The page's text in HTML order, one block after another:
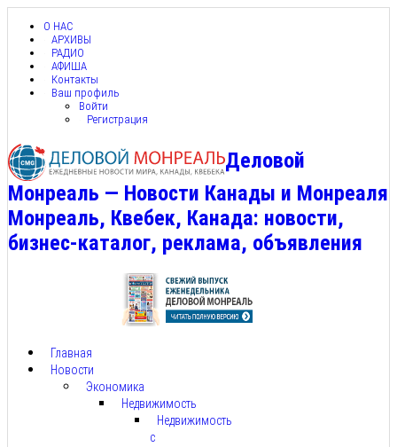
О НАС
АРХИВЫ
РАДИО
АФИША
Контакты
Ваш профиль
Войти
Регистрация
Деловой
Монреаль — Новости Канады и Монреаля
Монреаль, Квебек, Канада: новости,
бизнес-каталог, реклама, объявления
Главная
Новости
Экономика
Недвижимость
Недвижимость
с